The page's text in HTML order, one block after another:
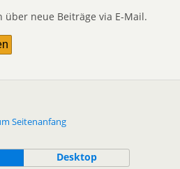
über neue Beiträge via E-Mail.
Seitenanfang
Desktop